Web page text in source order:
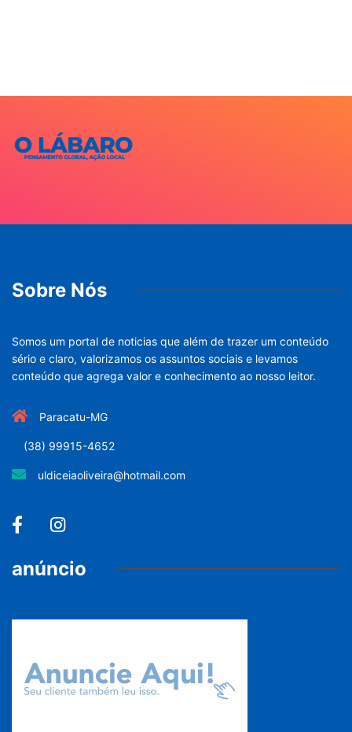
Sobre Nós
Somos um portal de noticias que além de trazer um conteúdo
sério e claro, valorizamos os assuntos sociais e levamos
conteúdo que agrega valor e conhecimento ao nosso leitor.
Paracatu-MG
(38) 99915-4652
uldiceiaoliveira@hotmail.com
anúncio